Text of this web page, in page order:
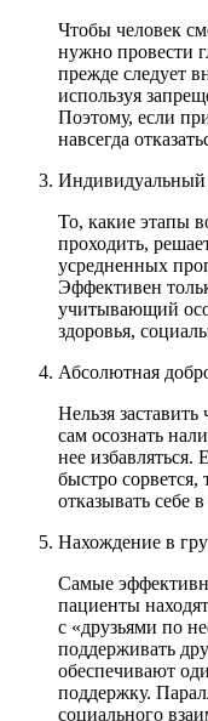
Чтобы человек
нужно провести
прежде следует
используя
Поэтому, если
навсегда
Индивидуальный
То, какие этапы
проходить,
усредненных
Эффективен
учитывающий
здоровья,
Абсолютная
Нельзя
сам осознать
нее избавляться.
быстро сорвется,
отказывать себе
Нахождение в
Самые
пациенты
с «друзьями по
поддерживать
обеспечивают
поддержку.
социального